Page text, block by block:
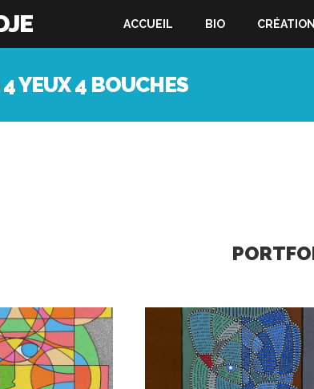
ACCUEIL BIO
YEUX 4 BOUCHES